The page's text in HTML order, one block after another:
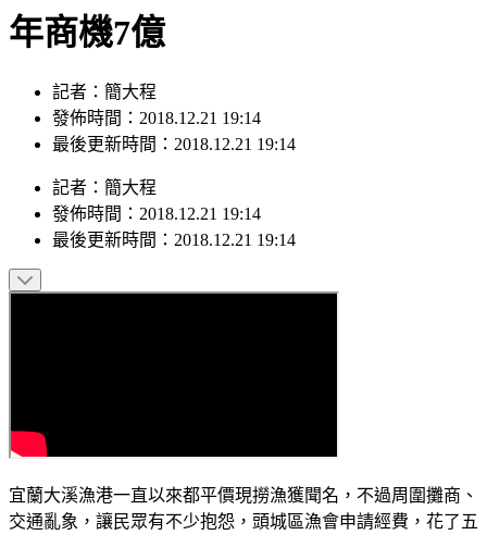
年商機7億
記者：簡大程
發佈時間：2018.12.21 19:14
最後更新時間：2018.12.21 19:14
記者 ： 簡大程
發佈時間： 2018.12.21 19:14
最後更新時間： 2018.12.21 19:14
宜蘭大溪漁港一直以來都平價現撈漁獲聞名，不過周圍攤商、
交通亂象，讓民眾有不少抱怨，頭城區漁會申請經費，花了五